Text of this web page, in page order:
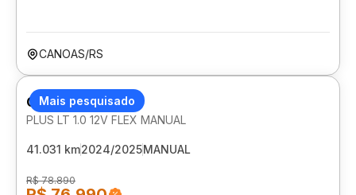
CANOAS/RS
Mais pesquisado
CHEVROLET ONIX
PLUS LT 1.0 12V FLEX MANUAL
41.031 km2024/2025MANUAL
R$ 78.890